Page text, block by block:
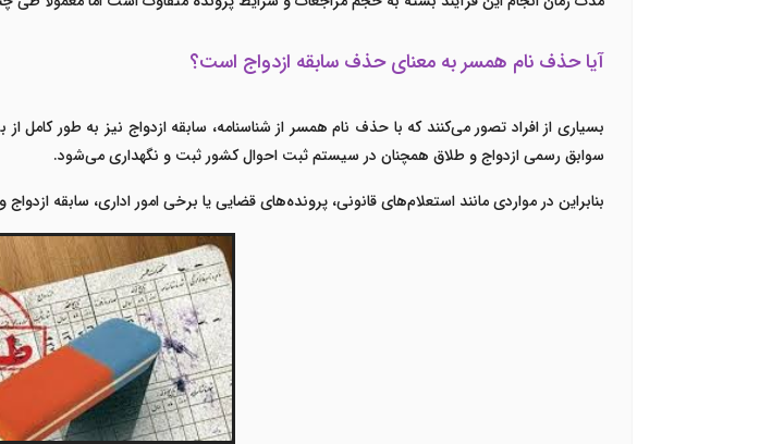
آیا حذف نام همسر به معنای حذف سابقه ازدواج است؟
بسیاری از افراد تصور می‌کنند که با حذف نام همسر از شناسنامه، سابقه ازدواج نیز به طور
سوابق رسمی ازدواج و طلاق همچنان در سیستم ثبت احوال کشور ثبت و نگهداری می‌شود.
بنابراین در مواردی مانند استعلام‌های قانونی، پرونده‌های قضایی یا برخی امور اداری، سابقه